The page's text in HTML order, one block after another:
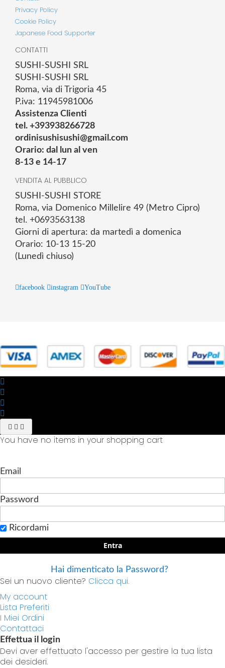
Privacy Policy
Cookie Policy
Japanese Food Supporter
CONTATTI
SUSHI-SUSHI SRL
SUSHI-SUSHI SRL
Roma, via di Trigoria 45
P.iva: 11945981006
Assistenza Clienti
tel. +393938266728
ordinisushisushi@gmail.com
Orario: dal lun al ven
8-13 e 14-17
VENDITA AL PUBBLICO
SUSHI-SUSHI STORE
Roma, via Domenico Millelire 49 (Metro Cipro)
tel. +0693563138
Giorni di apertura: da martedì a domenica
Orario: 10-13 15-20
(Lunedì chiuso)
facebook instagram YouTube
You have no items in your shopping cart
Email
Password
Ricordami
Entra
Hai dimenticato la Password?
Sei un nuovo cliente? Clicca qui.
My account
Lista Preferiti
I Miei Ordini
Contattaci
Effettua il login
Devi aver effettuato l'accesso per gestire la tua lista
dei desideri.